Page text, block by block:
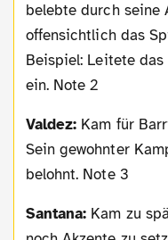
belebte durch
offensichtlich das
Beispiel: Leitete
ein. Note 2
Valdez: Kam für
Sein gewohnter
belohnt. Note 3
Santana: Kam zu